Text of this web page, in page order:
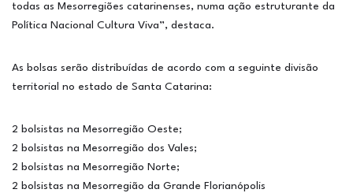
todas as Mesorregiões catarinenses, numa ação estruturante da
Política Nacional Cultura Viva”, destaca.
As bolsas serão distribuídas de acordo com a seguinte divisão
territorial no estado de Santa Catarina:
2 bolsistas na Mesorregião Oeste;
2 bolsistas na Mesorregião dos Vales;
2 bolsistas na Mesorregião Norte;
2 bolsistas na Mesorregião da Grande Florianópolis